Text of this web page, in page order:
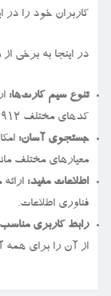
کاربران خود را در
در اینجا به برخی
تنوع سیم کارت‌ها:
کدهای مختلف ۰۹۱۲ و سایر اپراتورها.
جستجوی آسان:
معیارهای مختلف
اطلاعات مفید:
فناوری اطلاعات.
رابط کاربری
از آن را برای همه